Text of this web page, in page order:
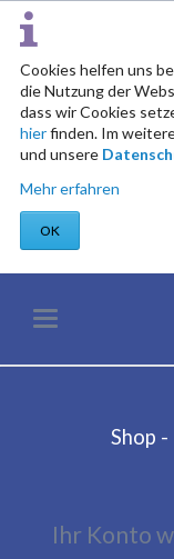
Cookies helfen uns
die Nutzung der
dass wir Cookies
hierfinden. Im
und unsere
Mehr erfahren
OK
Shop
Ihr Konto